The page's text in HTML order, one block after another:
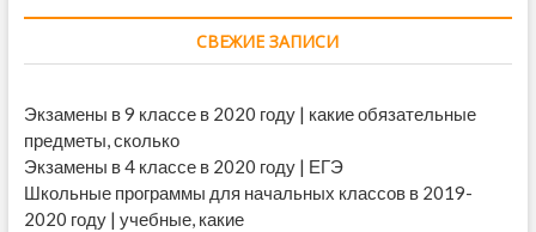
СВЕЖИЕ ЗАПИСИ
Экзамены в 9 классе в 2020 году | какие обязательные
предметы, сколько
Экзамены в 4 классе в 2020 году | ЕГЭ
Школьные программы для начальных классов в 2019-
2020 году | учебные, какие